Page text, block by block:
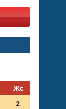
Жс
2